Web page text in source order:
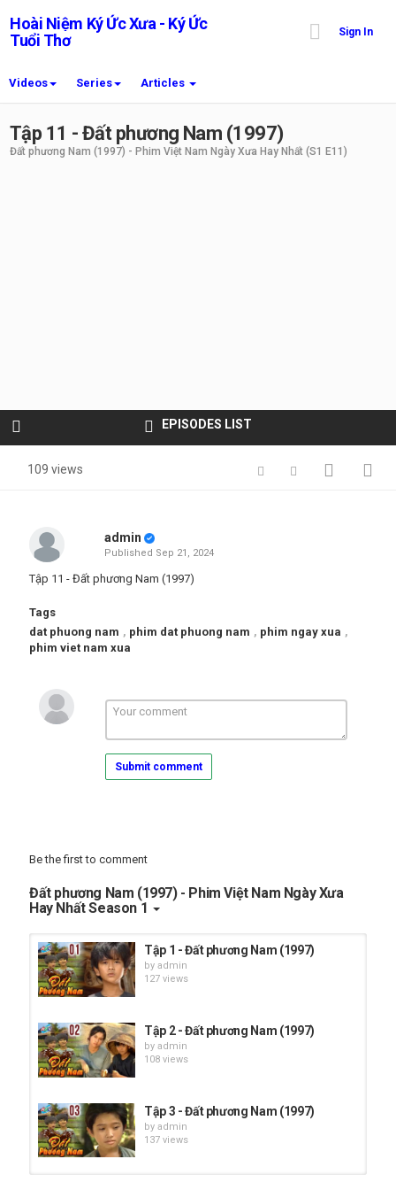
Hoài Niệm Ký Ức Xưa - Ký Ức
Tuổi Thơ
Sign In
Videos Series Articles
Tập 11 - Đất phương Nam (1997)
Đất phương Nam (1997) - Phim Việt Nam Ngày Xưa Hay Nhất (S1 E11)
EPISODES LIST
109 views
admin
Published Sep 21, 2024
Tập 11 - Đất phương Nam (1997)
Tags
dat phuong nam , phim dat phuong nam , phim ngay xua ,
phim viet nam xua
Submit comment
Be the first to comment
Đất phương Nam (1997) - Phim Việt Nam Ngày Xưa
Hay Nhất Season 1
Tập 1 - Đất phương Nam (1997)
by admin
127 views
Tập 2 - Đất phương Nam (1997)
by admin
108 views
Tập 3 - Đất phương Nam (1997)
by admin
137 views